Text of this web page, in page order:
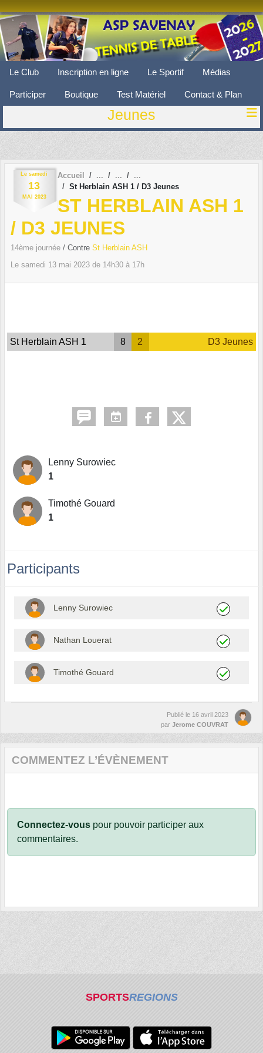
Le Club Inscription en ligne Le Sportif Médias
Participer Boutique Test Matériel Contact & Plan
Jeunes
Le samedi
13
MAI 2023
Accueil
St Herblain ASH 1 / D3 Jeunes
ST HERBLAIN ASH 1
/ D3 JEUNES
14ème journée / Contre St Herblain ASH
Le samedi 13 mai 2023 de 14h30 à 17h
St Herblain ASH 1 8 2 D3 Jeunes
Lenny Surowiec
1
Timothé Gouard
1
Participants
Lenny Surowiec
Nathan Louerat
Timothé Gouard
Publié le 16 avril 2023
par Jerome COUVRAT
COMMENTEZ L’ÉVÈNEMENT
Connectez-vous pour pouvoir participer aux
commentaires.
SPORTSREGIONS